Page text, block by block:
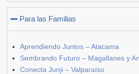
Para las Familias
Aprendiendo Juntos – Atacama
Sembrando Futuro – Magallanes y
Conecta Junji – Valparaíso